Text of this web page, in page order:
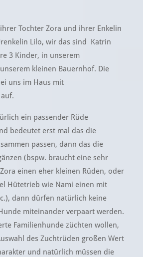
Tochter Zora und ihrer Enkelin
Lilo, wir das sind Katrin
3 Kinder, in unserem
kleinen Bauernhof. Die
uns im Haus mit
ein passender Rüde
bedeutet erst mal das die
passen, dann das die
(bspw. braucht eine sehr
einen eher kleinen Rüden, oder
Hütetrieb wie Nami einen mit
dann dürfen natürlich keine
miteinander verpaart werden.
Familienhunde züchten wollen,
des Zuchtrüden großen Wert
und natürlich müssen die